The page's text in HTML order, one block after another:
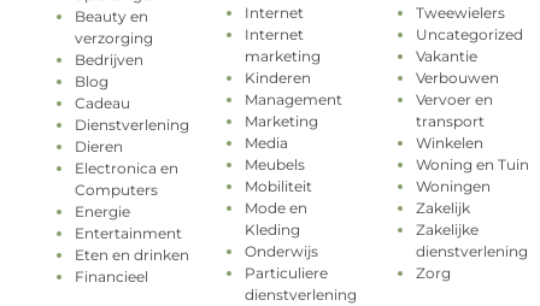
Beauty en
verzorging
Bedrijven
Blog
Cadeau
Dienstverlening
Dieren
Electronica en
Computers
Energie
Entertainment
Eten en drinken
Financieel
Internet
Internet
marketing
Kinderen
Management
Marketing
Media
Meubels
Mobiliteit
Mode en
Kleding
Onderwijs
Particuliere
dienstverlening
Tweewielers
Uncategorized
Vakantie
Verbouwen
Vervoer en
transport
Winkelen
Woning en Tuin
Woningen
Zakelijk
Zakelijke
dienstverlening
Zorg